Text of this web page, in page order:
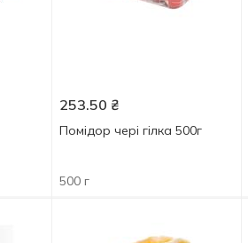
253.50 ₴
Помідор чері гілка 500г
500 г